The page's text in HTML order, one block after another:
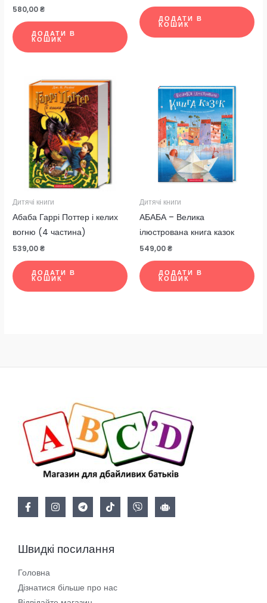
580,00₴
ДОДАТИ В
КОШИК
ДОДАТИ В
КОШИК
Дитячі книги
Абаба Гаррі Поттер і келих
вогню (4 частина)
539,00₴
ДОДАТИ В
КОШИК
Дитячі книги
АБАБА – Велика
ілюстрована книга казок
549,00₴
ДОДАТИ В
КОШИК
Швидкі посилання
Головна
Дізнатися більше про нас